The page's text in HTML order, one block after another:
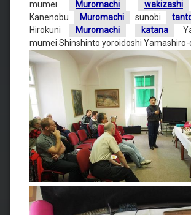
mumei
Muromachi wakizashi
Kanenobu
Muromachi sunobi
Hirokuni
Muromachi katana
mumei Shinshinto yoroidoshi Yamashiro-